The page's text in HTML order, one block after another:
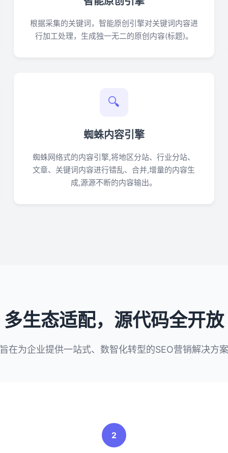
根据采集的关键词，智能原创引擎对关键词内容进
行加工处理，生成独一无二的原创内容(标题)。
🔍
蜘蛛内容引擎
蜘蛛网络式的内容引擎,将地区分站、行业分站、
文章、关键词内容进行错乱、合并,增量的内容生
成,源源不断的内容输出。
多生态适配，源代码全开放
旨在为企业提供一站式、数智化转型的SEO营销解决方案
2